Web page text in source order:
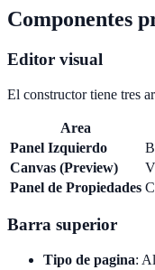
Componentes
Editor visual
El constructor tiene tres
Area
Panel Izquierdo
Canvas (Preview)
Panel de Propiedades
Barra superior
Tipo de pagina: